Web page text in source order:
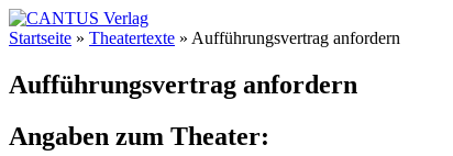
Startseite » Theatertexte » Aufführungsvertrag anfordern
Aufführungsvertrag anfordern
Angaben zum Theater: